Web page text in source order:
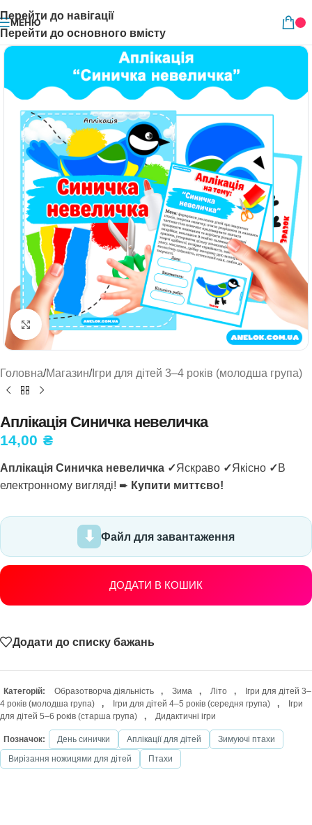
Перейти до навігації
Перейти до основного вмісту
МЕНЮ
Натисніть, щоб збільшити
Головна/Магазин/Ігри для дітей 3–4 років (молодша група)
Аплікація Синичка невеличка
14,00 ₴
Аплікація Синичка невеличка ✓Яскраво ✓Якісно ✓В
електронному вигляді! ➨ Купити миттєво!
Файл для завантаження
ДОДАТИ В КОШИК
Додати до списку бажань
Категорій: Образотворча діяльність , Зима , Літо ,
Ігри для дітей 3–
4 років (молодша група)
, Ігри для дітей 4–5 років (середня група) ,
Ігри
для дітей 5–6 років (старша група)
, Дидактичні ігри
Позначок: День синички Аплікації для дітей
Зимуючі птахи
Вирізання ножицями для дітей
Птахи